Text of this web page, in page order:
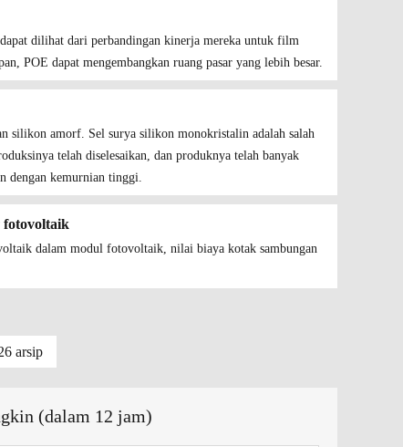
dilihat dari perbandingan kinerja mereka untuk film
POE dapat mengembangkan ruang pasar yang lebih besar.
amorf. Sel surya silikon monokristalin adalah salah
telah diselesaikan, dan produknya telah banyak
dengan kemurnian tinggi.
fotovoltaik
dalam modul fotovoltaik, nilai biaya kotak sambungan
arsip
(dalam 12 jam)